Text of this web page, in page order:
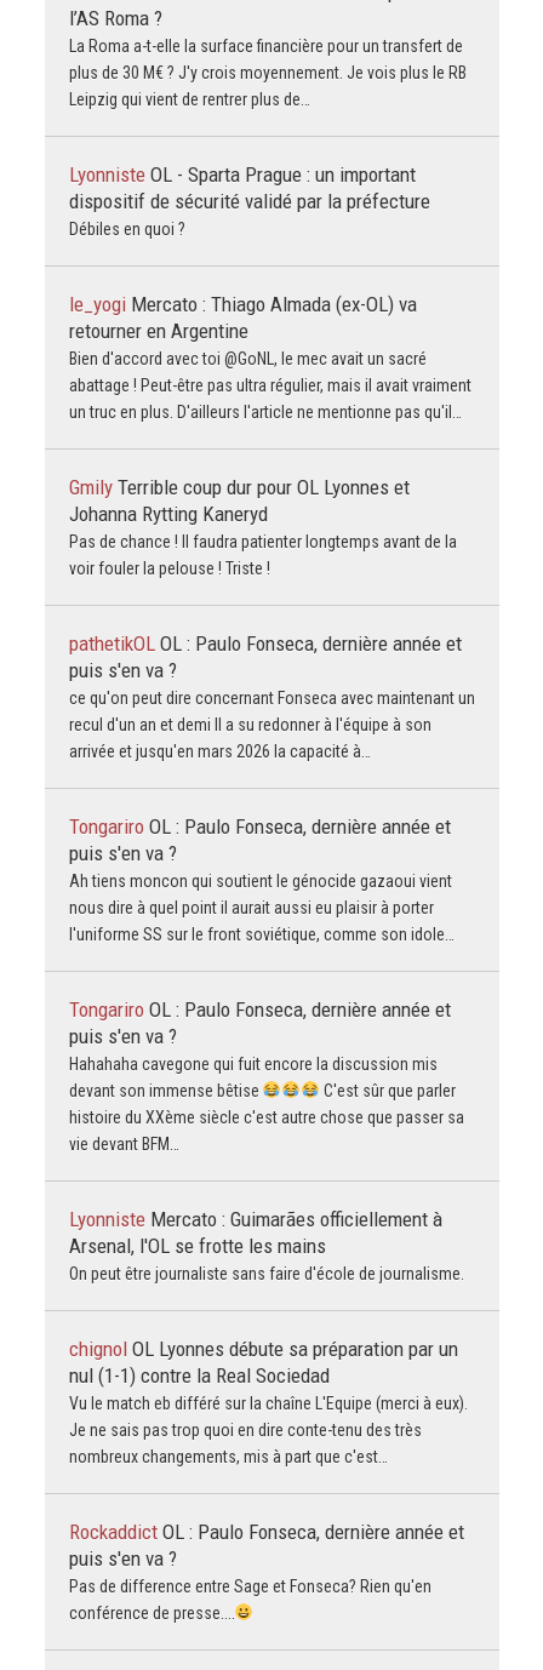
l’AS Roma ?
La Roma a-t-elle la surface financière pour un transfert de
plus de 30 M€ ? J'y crois moyennement. Je vois plus le RB
Leipzig qui vient de rentrer plus de…
Lyonniste OL - Sparta Prague : un important
dispositif de sécurité validé par la préfecture
Débiles en quoi ?
le_yogi Mercato : Thiago Almada (ex-OL) va
retourner en Argentine
Bien d'accord avec toi @GoNL, le mec avait un sacré
abattage ! Peut-être pas ultra régulier, mais il avait vraiment
un truc en plus. D'ailleurs l'article ne mentionne pas qu'il…
Gmily Terrible coup dur pour OL Lyonnes et
Johanna Rytting Kaneryd
Pas de chance ! Il faudra patienter longtemps avant de la
voir fouler la pelouse ! Triste !
pathetikOL OL : Paulo Fonseca, dernière année et
puis s'en va ?
ce qu'on peut dire concernant Fonseca avec maintenant un
recul d'un an et demi Il a su redonner à l'équipe à son
arrivée et jusqu'en mars 2026 la capacité à…
Tongariro OL : Paulo Fonseca, dernière année et
puis s'en va ?
Ah tiens moncon qui soutient le génocide gazaoui vient
nous dire à quel point il aurait aussi eu plaisir à porter
l'uniforme SS sur le front soviétique, comme son idole…
Tongariro OL : Paulo Fonseca, dernière année et
puis s'en va ?
Hahahaha cavegone qui fuit encore la discussion mis
devant son immense bêtise
C'est sûr que parler
histoire du XXème siècle c'est autre chose que passer sa
vie devant BFM…
Lyonniste Mercato : Guimarães officiellement à
Arsenal, l'OL se frotte les mains
On peut être journaliste sans faire d'école de journalisme.
chignol OL Lyonnes débute sa préparation par un
nul (1-1) contre la Real Sociedad
Vu le match eb différé sur la chaîne L'Equipe (merci à eux).
Je ne sais pas trop quoi en dire conte-tenu des très
nombreux changements, mis à part que c'est…
Rockaddict OL : Paulo Fonseca, dernière année et
puis s'en va ?
Pas de difference entre Sage et Fonseca? Rien qu'en
conférence de presse....